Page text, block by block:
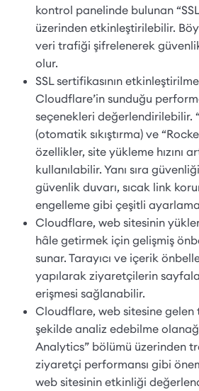
kontrol panelinde bulunan
üzerinden etkinleştirilebilir.
veri trafiği şifrelenerek güvenlik
olur.
SSL sertifikasının
Cloudflare’in sunduğu
seçenekleri değerlendirilebilir.
(otomatik sıkıştırma) ve
özellikler, site yükleme hızını
kullanılabilir. Yanı sıra
güvenlik duvarı, sıcak link
engelleme gibi çeşitli
Cloudflare, web sitesinin
hâle getirmek için gelişmiş
sunar. Tarayıcı ve içerik
yapılarak ziyaretçilerin
erişmesi sağlanabilir.
Cloudflare, web sitesine
şekilde analiz edebilme
Analytics” bölümü üzerinden
ziyaretçi performansı gibi
web sitesinin etkinliği